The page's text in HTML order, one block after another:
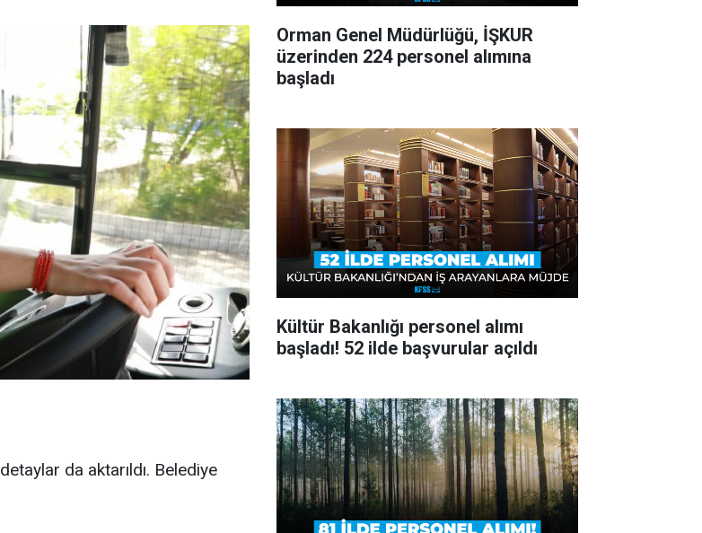
da aktarıldı. Belediye
Orman Genel Müdürlüğü, İŞKUR
üzerinden 224 personel alımına
başladı
Kültür Bakanlığı personel alımı
başladı! 52 ilde başvurular açıldı